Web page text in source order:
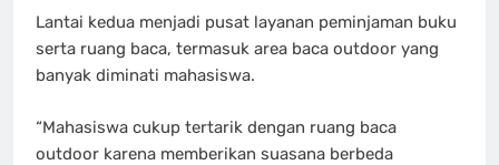
Lantai kedua menjadi pusat layanan peminjaman buku
serta ruang baca, termasuk area baca outdoor yang
banyak diminati mahasiswa.
“Mahasiswa cukup tertarik dengan ruang baca
outdoor karena memberikan suasana berbeda